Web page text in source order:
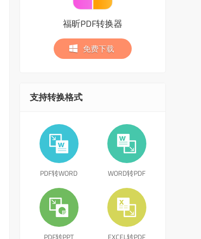
福昕PDF转换器
免费下载
支持转换格式
PDF转WORD WORD转PDF
PDF转PPT EXCEL转PDF